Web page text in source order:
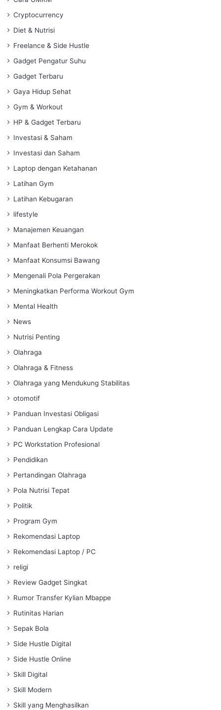
Cryptocurrency
Diet & Nutrisi
Freelance & Side Hustle
Gadget Pengatur Suhu
Gadget Terbaru
Gaya Hidup Sehat
Gym & Workout
HP & Gadget Terbaru
Investasi & Saham
Investasi dan Saham
Laptop dengan Ketahanan
Latihan Gym
Latihan Kebugaran
lifestyle
Manajemen Keuangan
Manfaat Berhenti Merokok
Manfaat Konsumsi Bawang
Mengenali Pola Pergerakan
Meningkatkan Performa Workout Gym
Mental Health
News
Nutrisi Penting
Olahraga
Olahraga & Fitness
Olahraga yang Mendukung Stabilitas
otomotif
Panduan Investasi Obligasi
Panduan Lengkap Cara Update
PC Workstation Profesional
Pendidikan
Pertandingan Olahraga
Pola Nutrisi Tepat
Politik
Program Gym
Rekomendasi Laptop
Rekomendasi Laptop / PC
religi
Review Gadget Singkat
Rumor Transfer Kylian Mbappe
Rutinitas Harian
Sepak Bola
Side Hustle Digital
Side Hustle Online
Skill Digital
Skill Modern
Skill yang Menghasilkan